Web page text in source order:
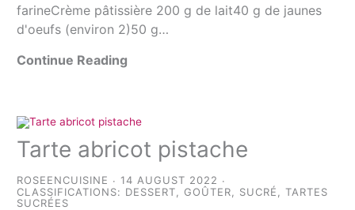
farineCrème pâtissière 200 g de lait40 g de jaunes
d'oeufs (environ 2)50 g…
Continue Reading
Tarte abricot pistache
ROSEENCUISINE
14 AUGUST 2022
CLASSIFICATIONS: DESSERT ,GOÛTER SUCRÉ ,TARTES
SUCRÉES